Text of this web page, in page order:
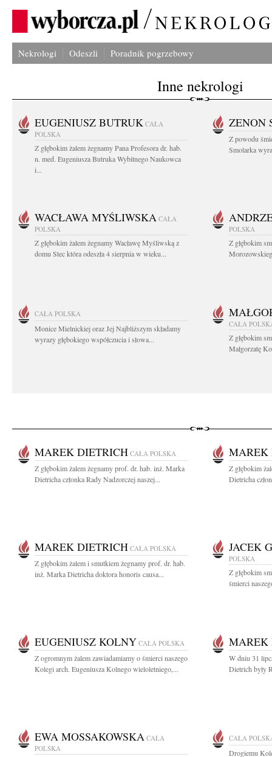
Nekrologi Odeszli Poradnik pogrzebowy
Inne nekrologi
EUGENIUSZ BUTRUK CAŁA
POLSKA
Z głębokim żalem żegnamy Pana Profesora dr. hab.
n. med. Eugeniusza Butruka Wybitnego Naukowca
i...
ZENON
Z powodu
Smolarka
WACŁAWA MYŚLIWSKA CAŁA
POLSKA
Z głębokim żalem żegnamy Wacławę Myśliwską z
domu Stec która odeszła 4 sierpnia w wieku...
POLSKA
Z głębokim
CAŁA POLSKA
Monice Mielnickiej oraz Jej Najbliższym składamy
wyrazy głębokiego współczucia i słowa...
CAŁA
Z głębokim
Małgorzatę
MAREK DIETRICH CAŁA POLSKA
Z głębokim żalem żegnamy prof. dr. hab. inż. Marka
Dietricha członka Rady Nadzorczej naszej...
MAREK
Z głębokim
Dietricha
MAREK DIETRICH CAŁA POLSKA
Z głębokim żalem i smutkiem żegnamy prof. dr. hab.
inż. Marka Dietricha doktora honoris causa...
JACEK
POLSKA
Z głębokim
śmierci
EUGENIUSZ KOLNY CAŁA POLSKA
Z ogromnym żalem zawiadamiamy o śmierci naszego
Kolegi arch. Eugeniusza Kolnego wieloletniego,...
MAREK
W dniu 31
Dietrich były
EWA MOSSAKOWSKA CAŁA
POLSKA
CAŁA
Drogiemu